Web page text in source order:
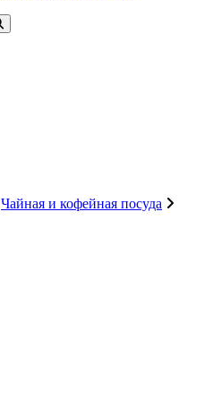
Чайная и кофейная посуда